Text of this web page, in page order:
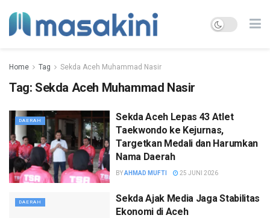
Home Tag Sekda Aceh Muhammad Nasir
Tag: Sekda Aceh Muhammad Nasir
DAERAH
Sekda Aceh Lepas 43 Atlet
Taekwondo ke Kejurnas,
Targetkan Medali dan Harumkan
Nama Daerah
BYAHMAD MUFTI 25 JUNI 2026
DAERAH
Sekda Ajak Media Jaga Stabilitas
Ekonomi di Aceh